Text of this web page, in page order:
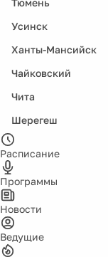
Усинск
Ханты-Мансийск
Чайковский
Чита
Шерегеш
Расписание
Программы
Новости
Ведущие